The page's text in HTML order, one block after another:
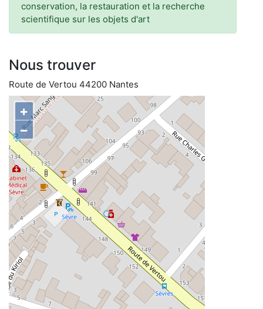
conservation, la restauration et la recherche
scientifique sur les objets d'art
Nous trouver
Route de Vertou 44200 Nantes
+
−